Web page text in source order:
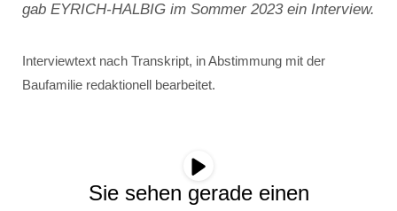
gab EYRICH-HALBIG im Sommer 2023 ein Interview.
Interviewtext nach Transkript, in Abstimmung mit der
Baufamilie redaktionell bearbeitet.
Sie sehen gerade einen